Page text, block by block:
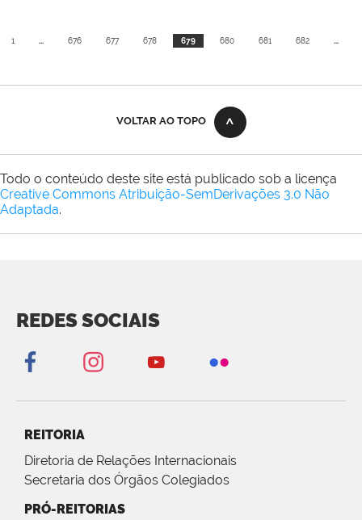
1 ... 676 677 678 679 680 681 682 ...
VOLTAR AO TOPO
Todo o conteúdo deste site está publicado sob a licença
Creative Commons Atribuição-SemDerivações 3.0 Não
Adaptada.
REDES SOCIAIS
REITORIA
Diretoria de Relações Internacionais
Secretaria dos Órgãos Colegiados
PRÓ-REITORIAS